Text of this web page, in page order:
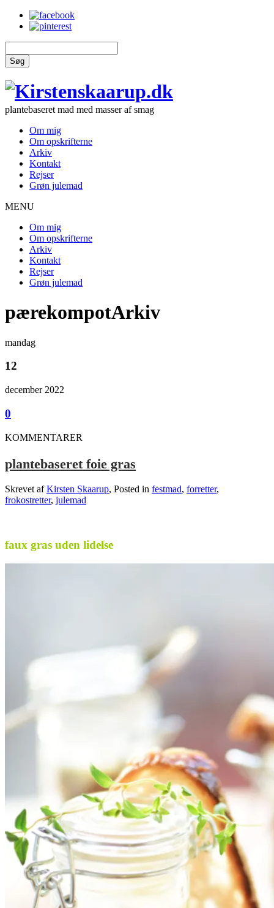
Søg
plantebaseret mad med masser af smag
Om mig
Om opskrifterne
Arkiv
Kontakt
Rejser
Grøn julemad
MENU
Om mig
Om opskrifterne
Arkiv
Kontakt
Rejser
Grøn julemad
pærekompotArkiv
mandag
12
december 2022
0
KOMMENTARER
plantebaseret foie gras
Skrevet afKirsten Skaarup, Posted in festmad, forretter,
frokostretter, julemad
faux gras uden lidelse